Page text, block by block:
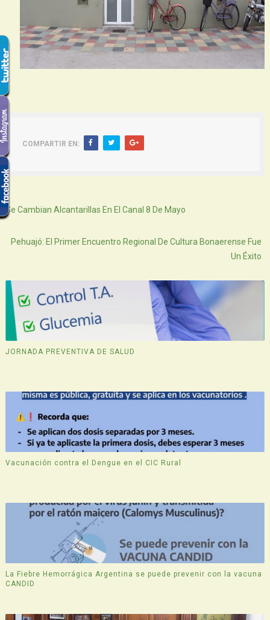
COMPARTIR EN:
Siguiente
Se Cambian Alcantarillas En El Canal 8 De Mayo
Pehuajó: El Primer Encuentro Regional De Cultura Bonaerense Fue
Un Éxito
JORNADA PREVENTIVA DE SALUD
Vacunación contra el Dengue en el CIC Rural
La Fiebre Hemorrágica Argentina se puede prevenir con la vacuna
CANDID